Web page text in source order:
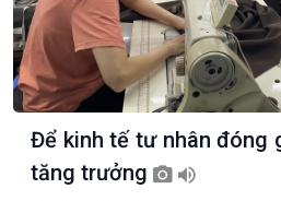
Để kinh tế tư nhân đóng
tăng trưởng